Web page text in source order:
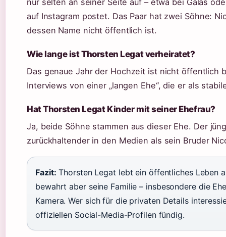
nur selten an seiner Seite auf – etwa bei Galas
auf Instagram postet. Das Paar hat zwei Söhne:
dessen Name nicht öffentlich ist.
Wie lange ist Thorsten Legat verheiratet?
Das genaue Jahr der Hochzeit ist nicht öffentlich
Interviews von einer „langen Ehe“, die er als
Hat Thorsten Legat Kinder mit seiner Ehefrau?
Ja, beide Söhne stammen aus dieser Ehe. Der
zurückhaltender in den Medien als sein Bruder
Fazit: Thorsten Legat lebt ein öffentliches Leben
bewahrt aber seine Familie – insbesondere die
Kamera. Wer sich für die privaten Details
offiziellen Social-Media-Profilen fündig.